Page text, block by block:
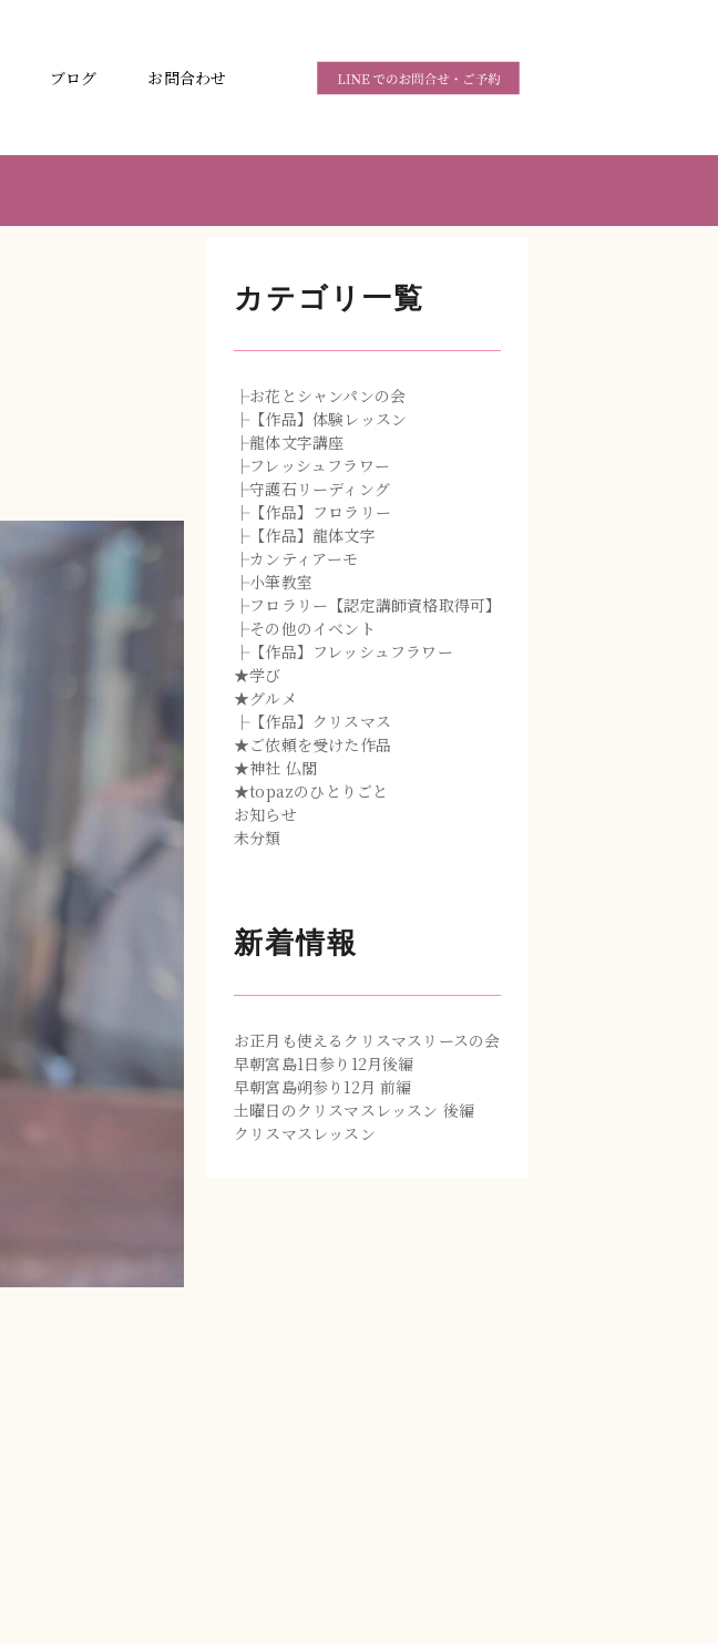
ブログ お問合わせ
カテゴリ一覧
├お花とシャンパンの会
├【作品】体験レッスン
├龍体文字講座
├フレッシュフラワー
├守護石リーディング
├【作品】フロラリー
├【作品】龍体文字
├カンティアーモ
├小筆教室
├フロラリー【認定講師資格取得可】
├その他のイベント
├【作品】フレッシュフラワー
★学び
★グルメ
├【作品】クリスマス
★ご依頼を受けた作品
★神社 仏閣
★topazのひとりごと
お知らせ
未分類
新着情報
お正月も使えるクリスマスリースの会
早朝宮島1日参り12月後編
早朝宮島朔参り12月 前編
土曜日のクリスマスレッスン 後編
クリスマスレッスン